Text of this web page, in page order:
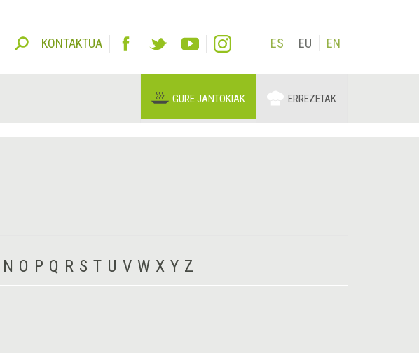
KONTAKTUA ES EU EN
GURE JANTOKIAK ERREZETAK
N O P Q R S T U V W X Y Z